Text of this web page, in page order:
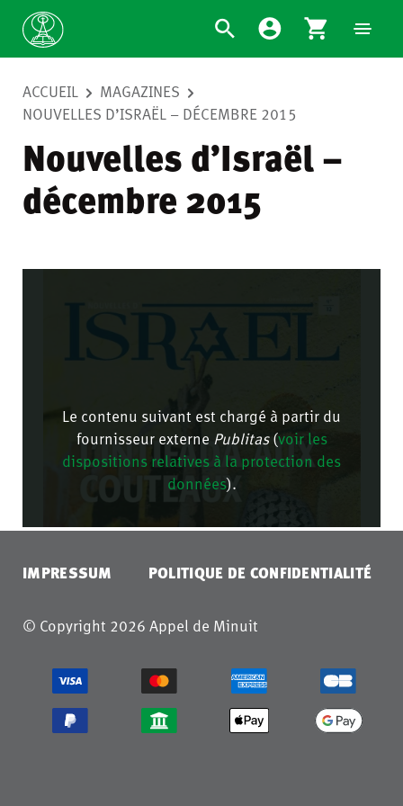
ACCUEIL
MAGAZINES
NOUVELLES D’ISRAËL – DÉCEMBRE 2015
Nouvelles d’Israël –
décembre 2015
Le contenu suivant est chargé à partir du
fournisseur externe Publitas(voir les
dispositions relatives à la protection des
données).
IMPRESSUM
POLITIQUE DE CONFIDENTIALITÉ
© Copyright 2026 Appel de Minuit